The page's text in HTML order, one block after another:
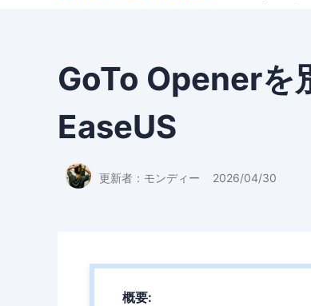
GoTo Openerを
EaseUS
更新者： モンディー 2026/04/30
概要: